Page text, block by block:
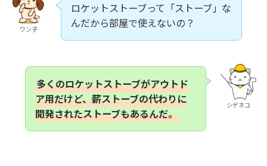
ワン子
ロケットストーブって「ストーブ」な
んだから部屋で使えないの？
シゲネコ
多くのロケットストーブがアウトド
ア用だけど、薪ストーブの代わりに
開発されたストーブもあるんだ。